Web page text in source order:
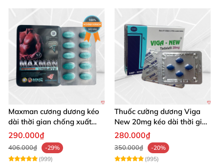
Maxman cương dương kéo
dài thời gian chống xuất
tinh sớm hộp 10 viên
290.000₫
406.000₫
-29%
(999)
Thuốc cường dương Viga
New 20mg kéo dài thời gian
chống xuất tinh
280.000₫
350.000₫
-20%
(995)